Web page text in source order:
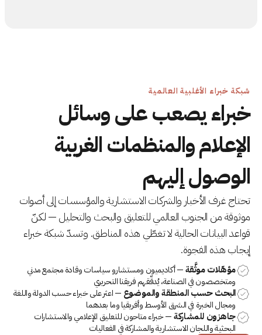
شبكة خبراء الأغلبية العالمية
خبراء يصعب على وسائل
الإعلام والمنظمات الغربية
الوصول إليهم
تحتاج غرف الأخبار والشركات الاستشارية والمؤسسات إلى أصوات
موثوقة من الجنوب العالمي للتعليق والبحث والتحليل — لكنّ
قواعد البيانات الحالية لا تغطّي هذه المناطق. وتسدّ شبكة خبراء
إيجاب هذه الفجوة.
مؤهّلات موثَّقة— أكاديميون ومستشارو سياسات وقادة مجتمع مدني
ومتخصصون في الصناعة، يُدقّقهم فريقنا التحريري
البحث حسب المنطقة والموضوع — اعثر على خبراء حسب الدولة واللغة
ومجال الخبرة في الشرق الأوسط وأفريقيا وما بعدهما
جاهزون للمشاركة— خبراء متاحون للتعليق الإعلامي والاستشارات
البحثية واللجان الاستشارية والمشاركة في الفعاليات